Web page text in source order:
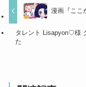
漫画『ここ
タレント Lisapyon♡様
た